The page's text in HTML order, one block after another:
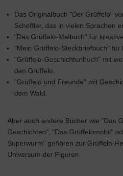
Das Originalbuch "Der Grüffelo"
Scheffler, das in vielen Sprachen
"Das Grüffelo-Malbuch" für
"Mein Grüffelo-Steckbriefbuch" für
"Grüffelo-Geschichtenbuch" mit
den Grüffelo.
"Grüffelo und Freunde" mit
dem Wald.
Aber auch andere Bücher wie "Das
Geschichten", "Das Grüffelomobil"
Superwurm" gehören zur Grüffelo-
Universum der Figuren.